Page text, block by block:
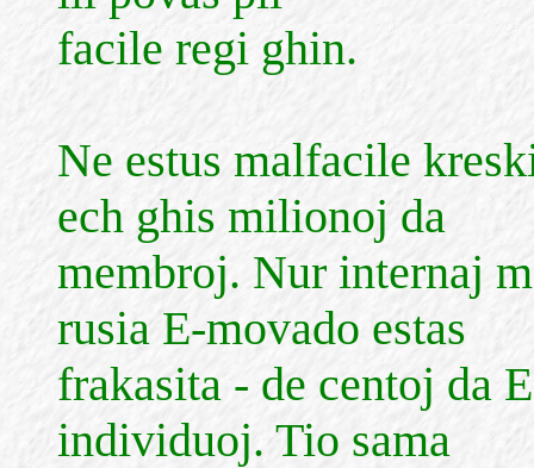
facile regi ghin.
Ne estus malfacile
ech ghis milionoj da
membroj. Nur internaj
rusia E-movado estas
frakasita - de centoj da
individuoj. Tio sama